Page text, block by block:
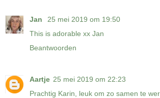
Jan
25 mei 2019 om 19:50
This is adorable xx Jan
Beantwoorden
Aartje 25 mei 2019 om 22:23
Prachtig Karin, leuk om zo samen te